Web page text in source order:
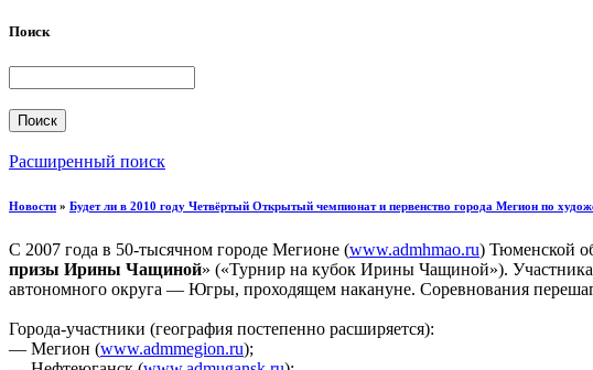
Поиск
Расширенный поиск
Новости » Будет ли в 2010 году Четвёртый Открытый чемпионат и первенство города Мегион по
С 2007 года в 50-тысячном городе Мегионе (www.admhmao.ru) Тюменской
призы Ирины Чащиной» («Турнир на кубок Ирины Чащиной»).
автономного округа — Югры, проходящем накануне. Соревнования
Города-участники (география постепенно расширяется):
— Мегион (www.admmegion.ru);